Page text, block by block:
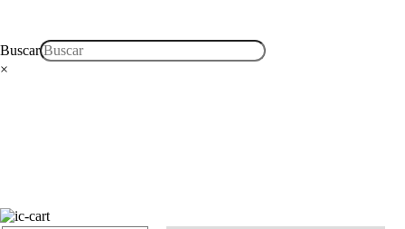
Buscar
×